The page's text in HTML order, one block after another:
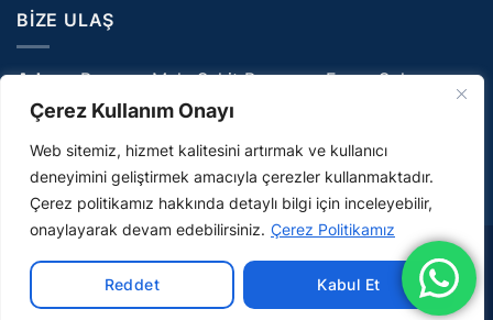
Çerez Kullanım Onayı
Web sitemiz, hizmet kalitesini artırmak ve kullanıcı
deneyimini geliştirmek amacıyla çerezler kullanmaktadır.
Çerez politikamız hakkında detaylı bilgi için inceleyebilir,
onaylayarak devam edebilirsiniz. Çerez Politikamız
Reddet Kabul Et
BIZE ULAŞ
Adres: Parsana Mah. Şehit Ramazan Ercan Sok.
NO:6E/10 Selçuklu/Konya
Telefon: 0332 226 08 81
Visa MasterCardMaestroCredit
Card
2
Bank
Transfer
Copyright 2026 ©